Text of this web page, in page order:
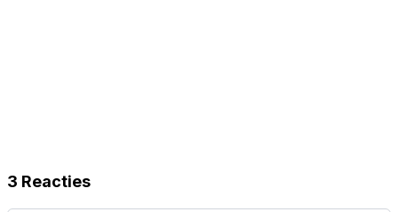
3 Reacties